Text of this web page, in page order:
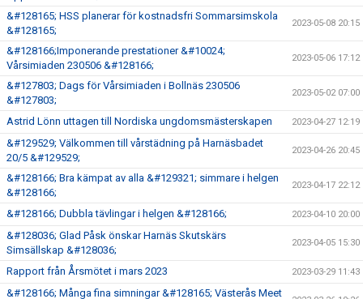
&#128165; HSS planerar för kostnadsfri Sommarsimskola
&#128165;
2023-05-08 20:15
&#128166;Imponerande prestationer &#10024;
Vårsimiaden 230506 &#128166;
2023-05-06 17:12
&#127803; Dags för Vårsimiaden i Bollnäs 230506
&#127803;
2023-05-02 07:00
Astrid Lönn uttagen till Nordiska ungdomsmästerskapen 2023-04-27 12:19
&#129529; Välkommen till vårstädning på Harnäsbadet
20/5 &#129529;
2023-04-26 20:45
&#128166; Bra kämpat av alla &#129321; simmare i helgen
&#128166;
2023-04-17 22:12
&#128166; Dubbla tävlingar i helgen &#128166; 2023-04-10 20:00
&#128036; Glad Påsk önskar Harnäs Skutskärs
Simsällskap &#128036;
2023-04-05 15:30
Rapport från Årsmötet i mars 2023 2023-03-29 11:43
&#128166; Många fina simningar &#128165; Västerås Meet